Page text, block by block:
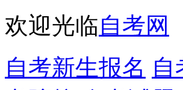
欢迎光临自考网
自考新生报名 自